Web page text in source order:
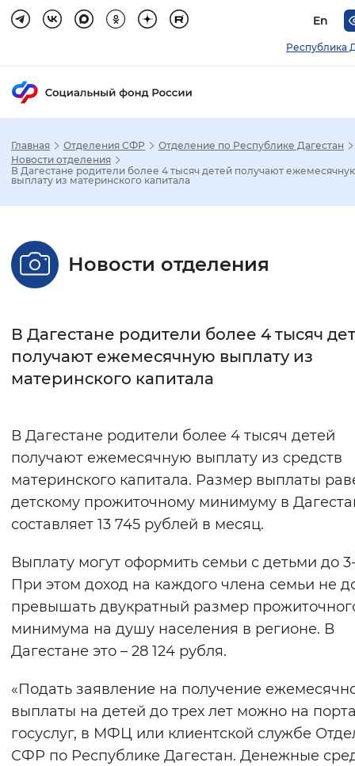
En
Республика
Стандартный Увеличенный
Без засечек С засечками
Интервал между буквами
Цвет сайта
Монохромный Инверсивный
Синий фон
Изображения
Включены Выключены
Звуковой ассистент
Вернуть стандартные настройки
Главная Отделения СФР
Отделение по Республике Дагестан
Новости отделения
В Дагестане родители более 4 тысяч детей получают
выплату из материнского капитала
Новости отделения
В Дагестане родители более 4 тысяч
получают ежемесячную выплату из
материнского капитала
В Дагестане родители более 4 тысяч детей
получают ежемесячную выплату из средств
материнского капитала. Размер выплаты
детскому прожиточному минимуму в
составляет 13 745 рублей в месяц.
Выплату могут оформить семьи с детьми до
При этом доход на каждого члена семьи не
превышать двукратный размер
минимума на душу населения в регионе. В
Дагестане это – 28 124 рубля.
«Подать заявление на получение
выплаты на детей до трех лет можно на
госуслуг, в МФЦ или клиентской службе
СФР по Республике Дагестан. Денежные